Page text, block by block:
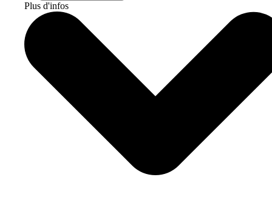
Plus d'infos